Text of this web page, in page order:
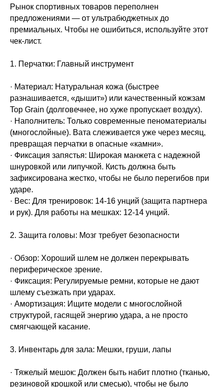
Рынок спортивных товаров переполнен
предложениями — от ультрабюджетных до
премиальных. Чтобы не ошибиться, используйте этот
чек-лист.
1. Перчатки: Главный инструмент
· Материал: Натуральная кожа (быстрее
разнашивается, «дышит») или качественный кожзам
Top Grain (долговечнее, но хуже пропускает воздух).
· Наполнитель: Только современные пеноматериалы
(многослойные). Вата слеживается уже через месяц,
превращая перчатки в опасные «камни».
· Фиксация запястья: Широкая манжета с надежной
шнуровкой или липучкой. Кисть должна быть
зафиксирована жестко, чтобы не было перегибов при
ударе.
· Вес: Для тренировок: 14-16 унций (защита партнера
и рук). Для работы на мешках: 12-14 унций.
2. Защита головы: Мозг требует безопасности
· Обзор: Хороший шлем не должен перекрывать
периферическое зрение.
· Фиксация: Регулируемые ремни, которые не дают
шлему съезжать при ударах.
· Амортизация: Ищите модели с многослойной
структурой, гасящей энергию удара, а не просто
смягчающей касание.
3. Инвентарь для зала: Мешки, груши, лапы
· Тяжелый мешок: Должен быть набит плотно (тканью,
резиновой крошкой или смесью), чтобы не было